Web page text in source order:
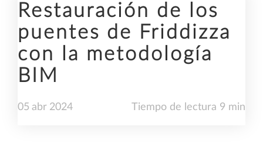
Restauración de los
puentes de Friddizza
con la metodología
BIM
05 abr 2024 Tiempo de lectura 9 min